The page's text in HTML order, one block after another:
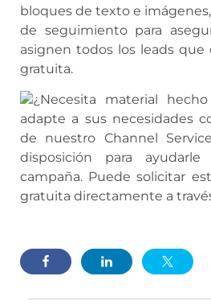
bloques de texto e
de seguimiento para
asignen todos los leads que
gratuita.
¿Necesita material
adapte a sus necesidades
de nuestro Channel
disposición para
campaña. Puede solicitar
gratuita directamente a